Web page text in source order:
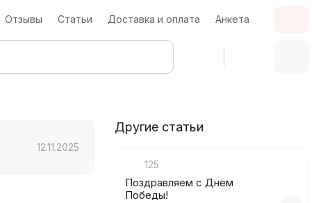
Отзывы Статьи Доставка и оплата Анкета
12.11.2025
Другие статьи
125
Поздравляем с Днём
Победы!